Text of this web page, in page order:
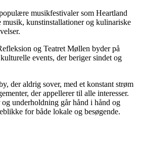
musikfestivaler som Heartland
musik, kunstinstallationer og kulinariske
og Teatret Møllen byder på
events, der beriger sindet og
der aldrig sover, med et konstant strøm
der appellerer til alle interesser.
underholdning går hånd i hånd og
for både lokale og besøgende.